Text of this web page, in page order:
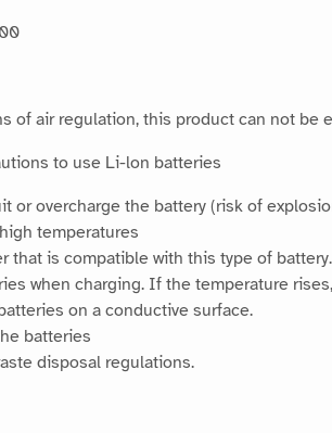
of air regulation, this product can not be
to use Li-lon batteries
or overcharge the battery (risk of
temperatures
that is compatible with this type of battery.
when charging. If the temperature
on a conductive surface.
batteries
disposal regulations.